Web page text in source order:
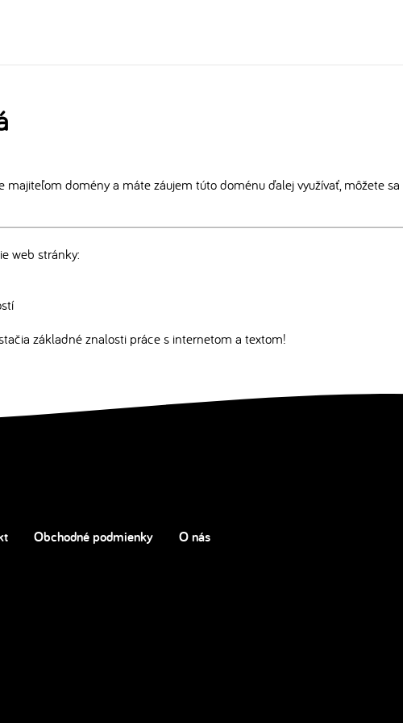
majiteľom domény a máte záujem túto doménu ďalej využívať, môžete sa
web stránky:
základné znalosti práce s internetom a textom!
Obchodné podmienky O nás